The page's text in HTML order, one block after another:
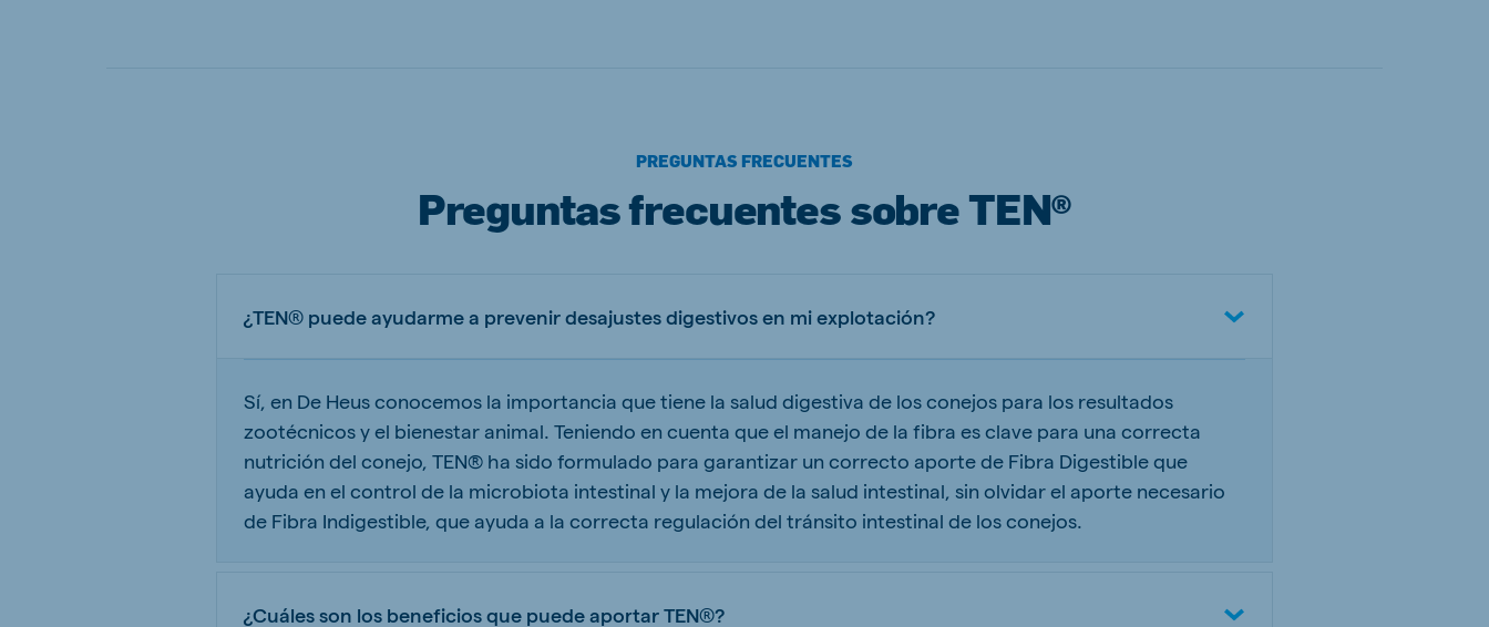
PREGUNTAS FRECUENTES
Preguntas frecuentes sobre TEN®
¿TEN® puede ayudarme a prevenir desajustes digestivos en mi explotación?
Sí, en De Heus conocemos la importancia que tiene la salud digestiva de los conejos para los resultados
zootécnicos y el bienestar animal. Teniendo en cuenta que el manejo de la fibra es clave para una correcta
nutrición del conejo, TEN® ha sido formulado para garantizar un correcto aporte de Fibra Digestible que
ayuda en el control de la microbiota intestinal y la mejora de la salud intestinal, sin olvidar el aporte necesario
de Fibra Indigestible, que ayuda a la correcta regulación del tránsito intestinal de los conejos.
¿Cuáles son los beneficios que puede aportar TEN®?